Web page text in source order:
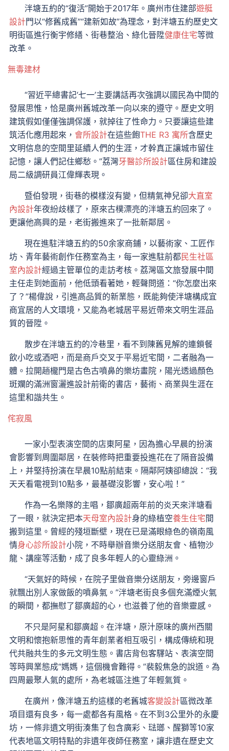
泮塘五約的“復活”開始于2017年。廣州市住建部遊艇
設計門以“修舊成舊”“建新如故”為理念，對泮塘五約歷史文
明街區進行衡宇修繕、街巷整治、綠化晉陞健康住宅等微
改革。
無毒建材
“習近平總書記‘七一’主要講話再次強調以國民為中間的
發展思惟，恰是廣州舊城改革一向以來的遵守。歷史文明
建筑假如僅僅強調保護，就掉往了性命力。只要讓這些建
筑活化應用起來， 會所設計在這些飽THE R3 寓所含歷史
文明信息的空間里延續人們的生涯，才幹真正讓城市留住
記憶，讓人們記住鄉愁。”荔灣牙醫診所設計區住房和建設
局二級調研員江偉輝表現。
暨伯發現，街巷的模樣沒有變，但精氣神兒卻大直室
內設計年夜紛歧樣了，原來古樸漂亮的泮塘五約回來了。
更讓他高興的是，老街搬進來了一批新鄰居。
現在進駐泮塘五約的50余家商鋪，以藝術家、工匠作
坊、青年藝術創作任務室為主，每一家進駐前都民生社區
室內設計經過主管單位的走訪考核。荔灣區文旅發展中間
主任走到她面前，他低頭看著她，輕聲問道：“你怎麼出來
了？”楊偉說，引進高品質的新業態，既能夠使泮塘構成宜
商宜居的人文環境，又能為老城居平易近帶來文明生涯品
質的晉陞。
散步在泮塘五約的冷巷里，看不到陳舊見解的連鎖餐
飲小吃或酒吧，而是商戶交叉于平易近宅間，二者融為一
體。拉開趟櫳門是古色古噴鼻的樂坊畫院，陽光透過顏色
斑斕的滿洲窗灑進設計前衛的書店，藝術、商業與生涯在
這里和諧共生。
侘寂風
一家小型表演空間的店東阿星，因為擔心早晨的扮演
會影響到周圍鄰居，在裝修時把重要投進花在了隔音設備
上，并堅持扮演在早晨10點前結束。隔鄰阿姨卻總說：“我
天天看電視到10點多，最基礎沒影響，安心啦！”
作為一名樂隊的主唱，鄒廣超兩年前的炎天來泮塘看
了一眼，就決定把本天母室內設計身的綠植空養生住宅間
搬到這里。曾經的殘垣斷壁，現在已是滿眼綠色的嶺南風
情身心診所設計小院，不時舉辦音樂分送朋友會、植物沙
龍、講座等活動，成了良多年輕人的心靈綠洲。
“天氣好的時候，在院子里做音樂分送朋友，旁邊窗戶
就飄出別人家做飯的噴鼻氣。”泮塘老街良多個充滿煙火氣
的瞬間，都撫慰了鄒廣超的心，也滋養了他的音樂靈感。
不只是阿星和鄒廣超。在泮塘，原汁原味的廣州西關
文明和懷抱新思惟的青年創業者相互吸引，構成傳統和現
代共融共生的多元文明生態。書店背包客驛站、表演空間
等時興業態成“媽媽，這個機會難得。”裴毅焦急的說道。為
四周最聚人氣的處所，為老城區注進了年輕氣質。
在廣州，像泮塘五約這樣的老舊城客變設計區微改革
項目還有良多，每一處都各有風格。在不到3公里外的永慶
坊，一條非遺文明街湊集了包含廣彩、琺瑯、醒獅等10家
代表地區文明特點的非遺年夜師任務室，讓非遺在歷史文